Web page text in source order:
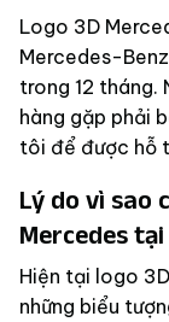
Logo 3D
Mercedes-
trong 12 tháng.
hàng gặp phải
tôi để được hỗ
Lý do vì sao
Mercedes tại
Hiện tại logo
những biểu